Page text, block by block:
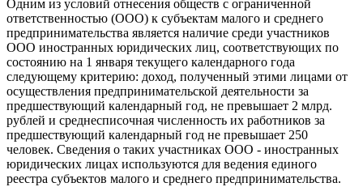
Одним из условий отнесения обществ с ограниченной
ответственностью (ООО) к субъектам малого и среднего
предпринимательства является наличие среди участников
ООО иностранных юридических лиц, соответствующих по
состоянию на 1 января текущего календарного года
следующему критерию: доход, полученный этими лицами от
осуществления предпринимательской деятельности за
предшествующий календарный год, не превышает 2 млрд.
рублей и среднесписочная численность их работников за
предшествующий календарный год не превышает 250
человек. Сведения о таких участниках ООО - иностранных
юридических лицах используются для ведения единого
реестра субъектов малого и среднего предпринимательства.